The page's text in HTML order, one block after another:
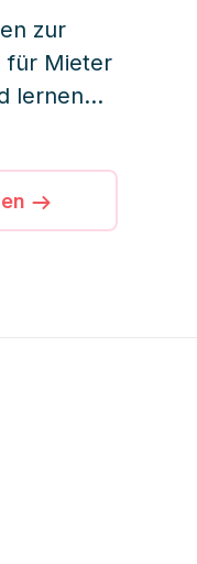
zur
für Mieter
lernen